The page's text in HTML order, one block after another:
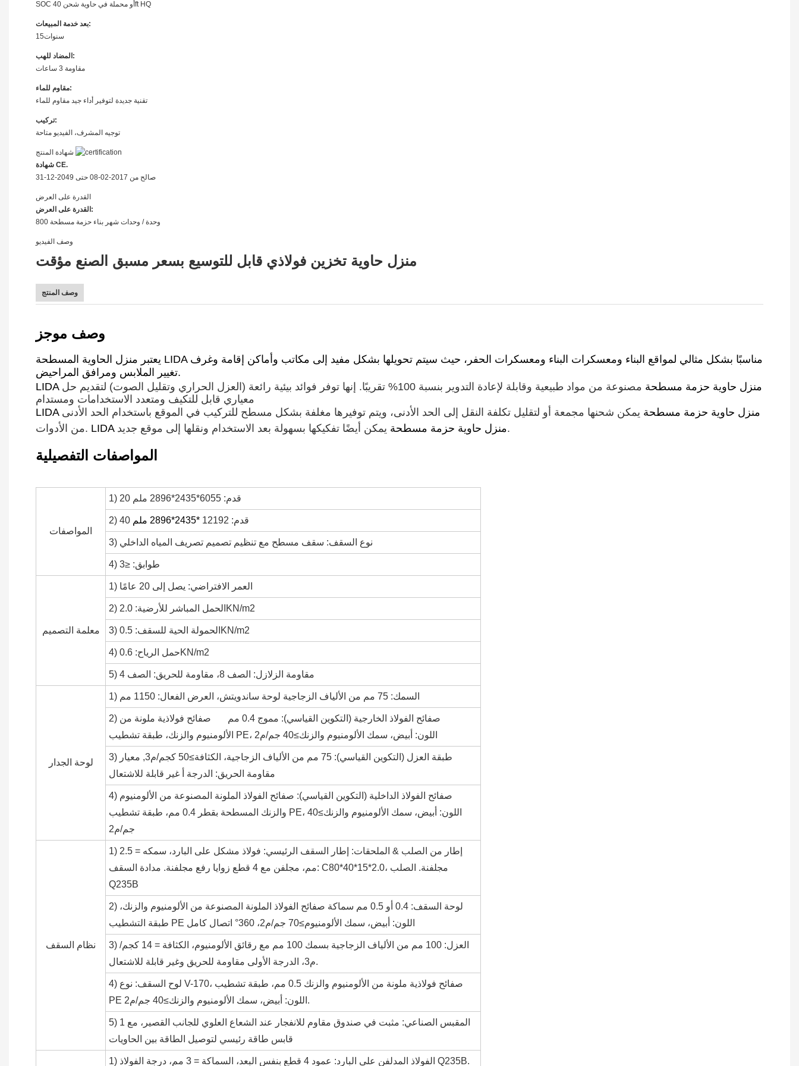
SOC أو محملة في حاوية شحن 40ft HQ
بعد خدمة المبيعات:
سنوات15
المضاد للهب:
مقاومة 3 ساعات
مقاوم للماء:
تقنية جديدة لتوفير أداء جيد مقاوم للماء
تركيب:
توجيه المشرف، الفيديو متاحة
شهادة CE.
صالح من 2017-02-08 حتى 2049-12-31
القدرة على العرض
القدرة على العرض:
800 وحدة / وحدات شهر بناء حزمة مسطحة
وصف الفيديو
منزل حاوية تخزين فولاذي قابل للتوسيع بسعر مسبق الصنع مؤقت
وصف المنتج
وصف موجز
يعتبر منزل الحاوية المسطحة LIDA مناسبًا بشكل مثالي لمواقع البناء ومعسكرات البناء ومعسكرات الحفر، حيث سيتم تحويلها بشكل مفيد إلى مكاتب وأماكن إقامة وغرف
تغيير الملابس ومرافق المراحيض.
LIDA منزل حاوية حزمة مسطحة
مصنوعة من مواد طبيعية وقابلة لإعادة التدوير بنسبة 100% تقريبًا. إنها توفر فوائد بيئية رائعة (العزل الحراري وتقليل الصوت) لتقديم حل
معياري قابل للتكيف ومتعدد الاستخدامات ومستدام
LIDA منزل حاوية حزمة مسطحة يمكن شحنها مجمعة أو لتقليل تكلفة النقل إلى الحد الأدنى، ويتم توفيرها مغلفة بشكل مسطح للتركيب في الموقع باستخدام الحد الأدنى
من الأدوات.
LIDA منزل حاوية حزمة مسطحةيمكن أيضًا تفكيكها بسهولة بعد الاستخدام ونقلها إلى موقع جديد.
المواصفات التفصيلية
المواصفات
1) 20 قدم: 6055*2435*2896 ملم
2) 40 قدم: 12192 *2435*2896 ملم
3) نوع السقف: سقف مسطح مع تنظيم تصميم تصريف المياه الداخلي
4) طوابق: ≤3
معلمة التصميم
1) العمر الافتراضي: يصل إلى 20 عامًا
2) الحمل المباشر للأرضية: 2.0KN/m2
3) الحمولة الحية للسقف: 0.5KN/m2
4) حمل الرياح: 0.6KN/m2
5) مقاومة الزلازل: الصف 8، مقاومة للحريق: الصف 4
لوحة الجدار
1) السمك: 75 مم من الألياف الزجاجية لوحة ساندويتش، العرض الفعال: 1150 مم
2) صفائح الفولاذ الخارجية (التكوين القياسي): مموج 0.4 مم صفائح فولاذية ملونة من
الألومنيوم والزنك، طبقة تشطيب PE، اللون: أبيض، سمك الألومنيوم والزنك≥40 جم/م2
3) طبقة العزل (التكوين القياسي): 75 مم من الألياف الزجاجية، الكثافة≥50 كجم/م3, معيار
مقاومة الحريق: الدرجة أ غير قابلة للاشتعال
4) صفائح الفولاذ الداخلية (التكوين القياسي): صفائح الفولاذ الملونة المصنوعة من الألومنيوم
والزنك المسطحة بقطر 0.4 مم، طبقة تشطيب PE، اللون: أبيض، سمك الألومنيوم والزنك≥40
جم/م2
نظام السقف
1) إطار من الصلب & الملحقات: إطار السقف الرئيسي: فولاذ مشكل على البارد، سمكه = 2.5
مم، مجلفن مع 4 قطع زوايا رفع مجلفنة. مدادة السقف: C80*40*15*2.0، مجلفنة. الصلب
Q235B
2) لوحة السقف: 0.4 أو 0.5 مم سماكة صفائح الفولاذ الملونة المصنوعة من الألومنيوم والزنك،
طبقة التشطيب PE اللون: أبيض، سمك الألومنيوم≥70 جم/م2، 360° اتصال كامل
3) العزل: 100 مم من الألياف الزجاجية بسمك 100 مم مع رقائق الألومنيوم، الكثافة = 14 كجم/
م3، الدرجة الأولى مقاومة للحريق وغير قابلة للاشتعال.
4) لوح السقف: نوع V-170، صفائح فولاذية ملونة من الألومنيوم والزنك 0.5 مم، طبقة تشطيب
PE اللون: أبيض، سمك الألومنيوم والزنك≥40 جم/م2.
5) المقبس الصناعي: مثبت في صندوق مقاوم للانفجار عند الشعاع العلوي للجانب القصير، مع 1
قابس طاقة رئيسي لتوصيل الطاقة بين الحاويات
1) الفولاذ المدلفن على البارد: عمود 4 قطع بنفس البعد، السماكة = 3 مم، درجة الفولاذ Q235B.